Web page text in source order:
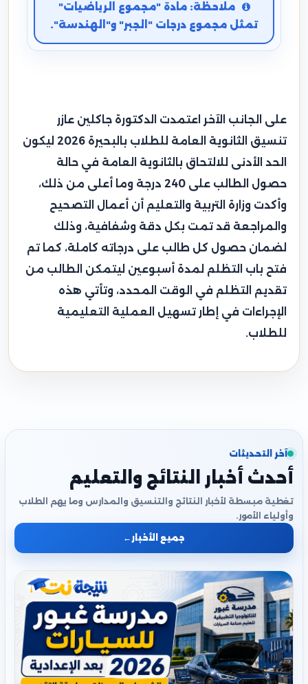
ملاحظة: مادة "مجموع الرياضيات"
تمثل مجموع درجات "الجبر" و"الهندسة".
على الجانب الآخر اعتمدت الدكتورة جاكلين عازر
تنسيق الثانوية العامة للطلاب بالبحيرة 2026 ليكون
الحد الأدنى للالتحاق بالثانوية العامة في حالة
حصول الطالب على 240 درجة وما أعلى من ذلك،
وأكدت وزارة التربية والتعليم أن أعمال التصحيح
والمراجعة قد تمت بكل دقة وشفافية، وذلك
لضمان حصول كل طالب على درجاته كاملة، كما تم
فتح باب التظلم لمدة أسبوعين ليتمكن الطالب من
تقديم التظلم في الوقت المحدد، وتأتي هذه
الإجراءات في إطار تسهيل العملية التعليمية
للطلاب.
آخر التحديثات
أحدث أخبار النتائج والتعليم
تغطية مبسطة لأخبار النتائج والتنسيق والمدارس وما يهم الطلاب
وأولياء الأمور.
جميع الأخبار ←